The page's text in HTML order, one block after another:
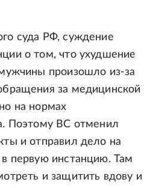
суда РФ, суждение
о том, что ухудшение
произошло из-за
за медицинской
на нормах
Поэтому ВС отменил
и отправил дело на
первую инстанцию. Там
и защитить вдову и